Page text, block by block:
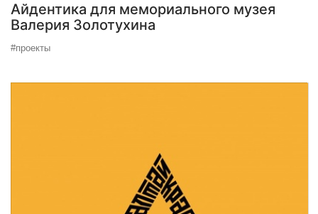
Айдентика для мемориального музея
Валерия Золотухина
#проекты